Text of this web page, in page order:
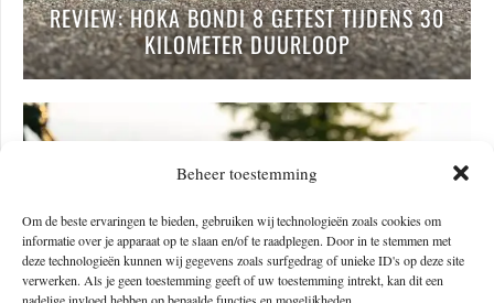
Beheer toestemming
Om de beste ervaringen te bieden, gebruiken wij technologieën zoals cookies om
informatie over je apparaat op te slaan en/of te raadplegen. Door in te stemmen met
deze technologieën kunnen wij gegevens zoals surfgedrag of unieke ID's op deze site
verwerken. Als je geen toestemming geeft of uw toestemming intrekt, kan dit een
REVIEW: HOKA BONDI 8 GETEST TIJDENS 30
KILOMETER DUURLOOP